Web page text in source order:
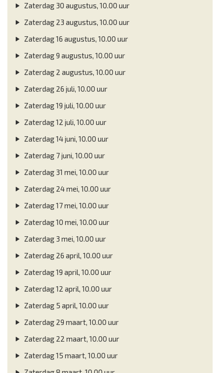
Zaterdag 30 augustus, 10.00 uur
Zaterdag 23 augustus, 10.00 uur
Zaterdag 16 augustus, 10.00 uur
Zaterdag 9 augustus, 10.00 uur
Zaterdag 2 augustus, 10.00 uur
Zaterdag 26 juli, 10.00 uur
Zaterdag 19 juli, 10.00 uur
Zaterdag 12 juli, 10.00 uur
Zaterdag 14 juni, 10.00 uur
Zaterdag 7 juni, 10.00 uur
Zaterdag 31 mei, 10.00 uur
Zaterdag 24 mei, 10.00 uur
Zaterdag 17 mei, 10.00 uur
Zaterdag 10 mei, 10.00 uur
Zaterdag 3 mei, 10.00 uur
Zaterdag 26 april, 10.00 uur
Zaterdag 19 april, 10.00 uur
Zaterdag 12 april, 10.00 uur
Zaterdag 5 april, 10.00 uur
Zaterdag 29 maart, 10.00 uur
Zaterdag 22 maart, 10.00 uur
Zaterdag 15 maart, 10.00 uur